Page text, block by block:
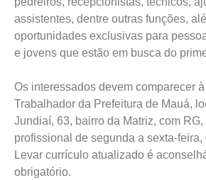
assistentes, dentre outras funções,
oportunidades exclusivas para
e jovens que estão em busca do
Os interessados devem comparecer
Trabalhador da Prefeitura de Mauá,
Jundiaí, 63, bairro da Matriz, com
profissional de segunda a sexta-feira,
Levar currículo atualizado é
obrigatório.